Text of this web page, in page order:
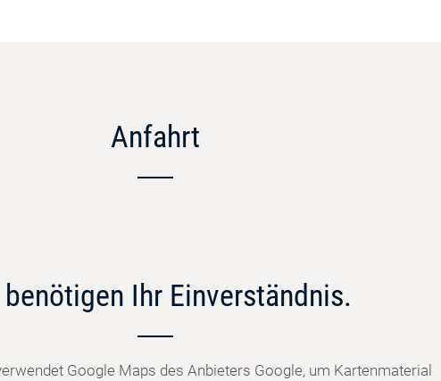
Anfahrt
Ihr Einverständnis.
Google Maps des Anbieters Google, um Kartenmaterial